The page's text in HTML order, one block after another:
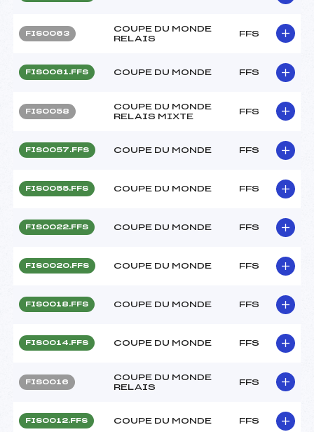
FIS0063
COUPE DU MONDE
RELAIS
FFS
FIS0061.FFS COUPE DU MONDE FFS
FIS0058
COUPE DU MONDE
RELAIS MIXTE
FFS
FIS0057.FFS COUPE DU MONDE FFS
FIS0055.FFS COUPE DU MONDE FFS
FIS0022.FFS COUPE DU MONDE FFS
FIS0020.FFS COUPE DU MONDE FFS
FIS0018.FFS COUPE DU MONDE FFS
FIS0014.FFS COUPE DU MONDE FFS
FIS0016
COUPE DU MONDE
RELAIS
FFS
FIS0012.FFS COUPE DU MONDE FFS